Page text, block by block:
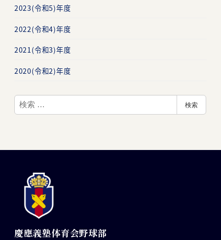
2023(令和5)年度
2022(令和4)年度
2021(令和3)年度
2020(令和2)年度
検
索
検索
慶應義塾体育会野球部